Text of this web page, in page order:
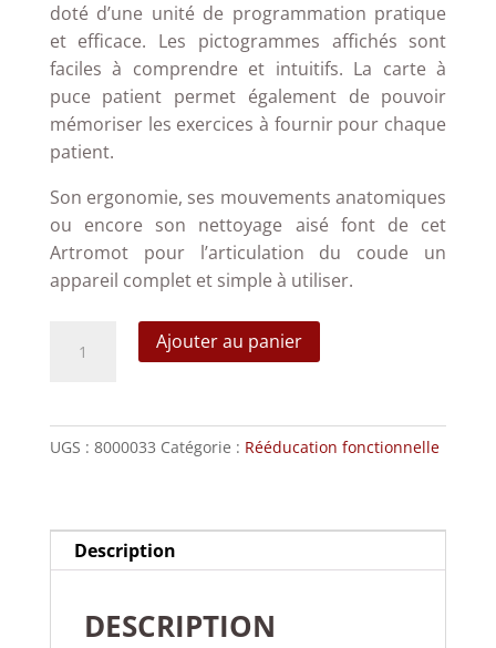
doté d’une unité de programmation pratique
et efficace. Les pictogrammes affichés sont
faciles à comprendre et intuitifs. La carte à
puce patient permet également de pouvoir
mémoriser les exercices à fournir pour chaque
patient.
Son ergonomie, ses mouvements anatomiques
ou encore son nettoyage aisé font de cet
Artromot pour l’articulation du coude un
appareil complet et simple à utiliser.
Compact
Ajouter au panier
UGS : 8000033 Catégorie : Rééducation fonctionnelle
Description
DESCRIPTION